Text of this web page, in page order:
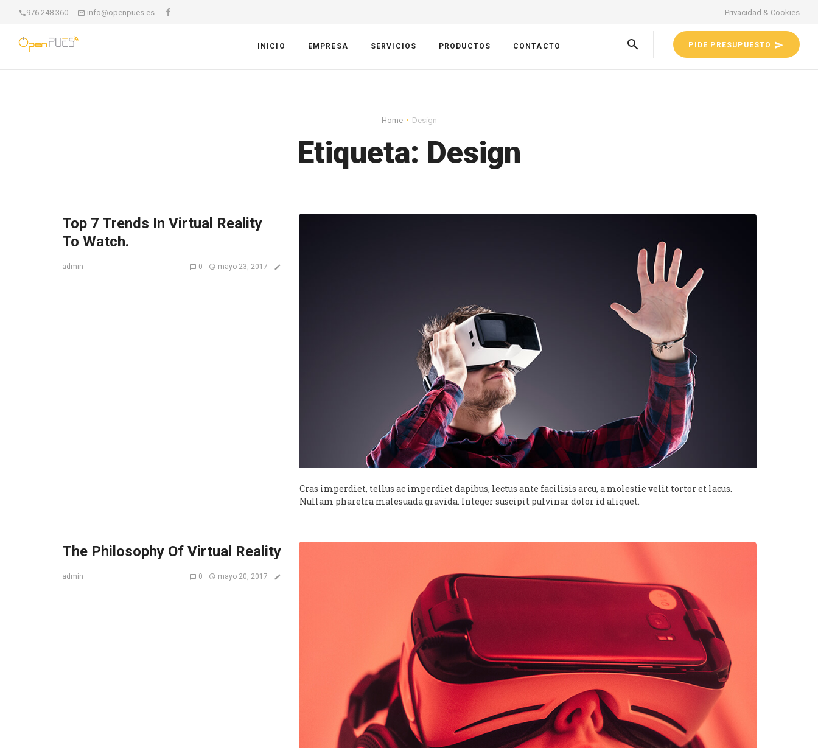
976 248 360 info@openpues.es Privacidad & Cookies
PIDE PRESUPUESTO
INICIO EMPRESA SERVICIOS PRODUCTOS CONTACTO
Home Design
Etiqueta: Design
Top 7 Trends In Virtual Reality
To Watch.
admin 0 mayo 23, 2017
Cras imperdiet, tellus ac imperdiet dapibus, lectus ante facilisis arcu, a molestie velit tortor et lacus.
Nullam pharetra malesuada gravida. Integer suscipit pulvinar dolor id aliquet.
The Philosophy Of Virtual Reality
admin 0 mayo 20, 2017